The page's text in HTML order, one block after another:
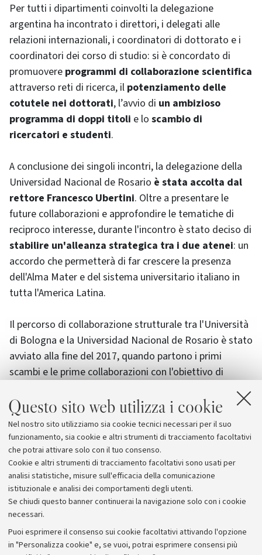
Questo sito web utilizza i cookie
Nel nostro sito utilizziamo sia cookie tecnici necessari per il suo
funzionamento, sia cookie e altri strumenti di tracciamento facoltativi
che potrai attivare solo con il tuo consenso.
Cookie e altri strumenti di tracciamento facoltativi sono usati per
analisi statistiche, misure sull'efficacia della comunicazione
istituzionale e analisi dei comportamenti degli utenti.
Se chiudi questo banner continuerai la navigazione solo con i cookie
necessari.
Puoi esprimere il consenso sui cookie facoltativi attivando l'opzione
in "Personalizza cookie" e, se vuoi, potrai esprimere consensi più
Per tutti i dipartimenti coinvolti la delegazione
argentina ha incontrato i direttori, i delegati alle
relazioni internazionali, i coordinatori di dottorato e i
coordinatori dei corso di studio: si è concordato di
promuovere programmi di collaborazione scientifica
attraverso reti di ricerca, il potenziamento delle
cotutele nei dottorati, l’avvio di un ambizioso
programma di doppi titoli e lo scambio di
ricercatori e studenti.
A conclusione dei singoli incontri, la delegazione della
Universidad Nacional de Rosario è stata accolta dal
rettore Francesco Ubertini. Oltre a presentare le
future collaborazioni e approfondire le tematiche di
reciproco interesse, durante l'incontro è stato deciso di
stabilire un'alleanza strategica tra i due atenei: un
accordo che permetterà di far crescere la presenza
dell'Alma Mater e del sistema universitario italiano in
tutta l'America Latina.
Il percorso di collaborazione strutturale tra l'Università
di Bologna e la Universidad Nacional de Rosario è stato
avviato alla fine del 2017, quando partono i primi
scambi e le prime collaborazioni con l'obiettivo di
legato alla laurea magistrale
in Specialized Translation del Dipartimento di
Interpretazione e Traduzione dell'Alma Mater e alla
Licenciatura en traducción de la Facultad de
Humanidades y Artes dell'Ateneo argentino.
Archivio
Comunicati stampa